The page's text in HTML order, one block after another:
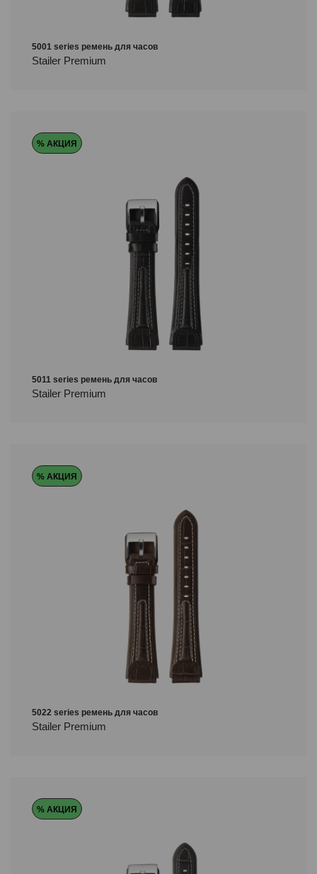
5001 series ремень для часов
Stailer Premium
% АКЦИЯ
5011 series ремень для часов
Stailer Premium
% АКЦИЯ
5022 series ремень для часов
Stailer Premium
% АКЦИЯ